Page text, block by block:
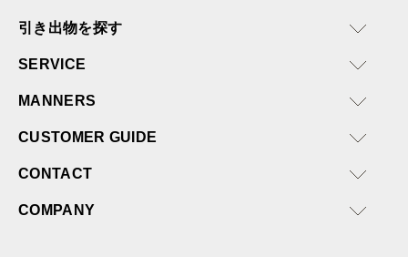
引き出物を探す
SERVICE
MANNERS
CUSTOMER GUIDE
CONTACT
COMPANY